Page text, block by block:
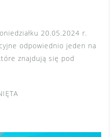
20.05.2024 r.
odpowiednio jeden na
znajdują się pod